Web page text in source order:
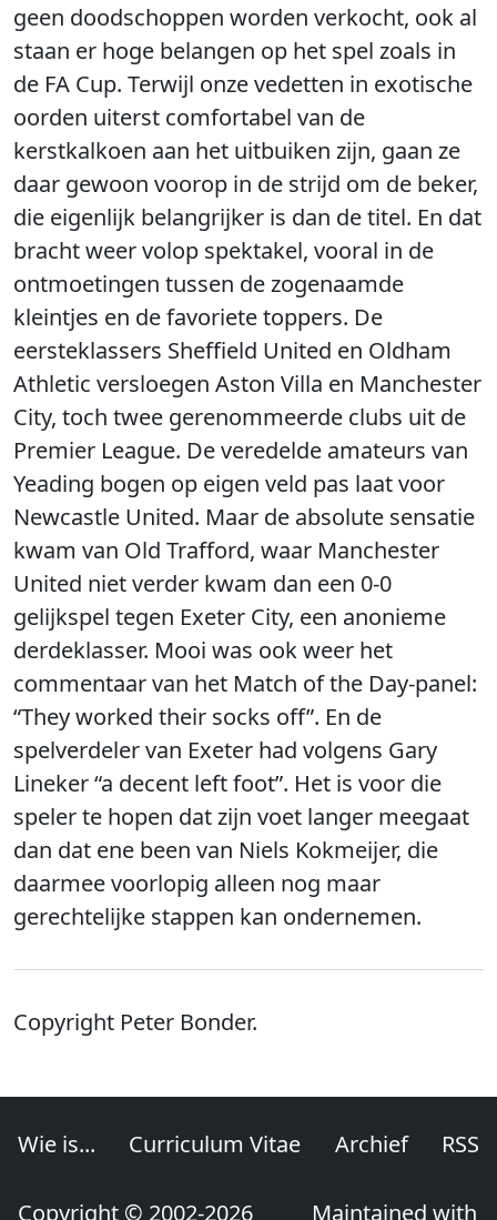
geen doodschoppen worden verkocht, ook al
staan er hoge belangen op het spel zoals in
de FA Cup. Terwijl onze vedetten in exotische
oorden uiterst comfortabel van de
kerstkalkoen aan het uitbuiken zijn, gaan ze
daar gewoon voorop in de strijd om de beker,
die eigenlijk belangrijker is dan de titel. En dat
bracht weer volop spektakel, vooral in de
ontmoetingen tussen de zogenaamde
kleintjes en de favoriete toppers. De
eersteklassers Sheffield United en Oldham
Athletic versloegen Aston Villa en Manchester
City, toch twee gerenommeerde clubs uit de
Premier League. De veredelde amateurs van
Yeading bogen op eigen veld pas laat voor
Newcastle United. Maar de absolute sensatie
kwam van Old Trafford, waar Manchester
United niet verder kwam dan een 0-0
gelijkspel tegen Exeter City, een anonieme
derdeklasser. Mooi was ook weer het
commentaar van het Match of the Day-panel:
“They worked their socks off”. En de
spelverdeler van Exeter had volgens Gary
Lineker “a decent left foot”. Het is voor die
speler te hopen dat zijn voet langer meegaat
dan dat ene been van Niels Kokmeijer, die
daarmee voorlopig alleen nog maar
gerechtelijke stappen kan ondernemen.
Copyright Peter Bonder.
Wie is... Curriculum Vitae Archief RSS
Copyright © 2002-2026 Maintained with